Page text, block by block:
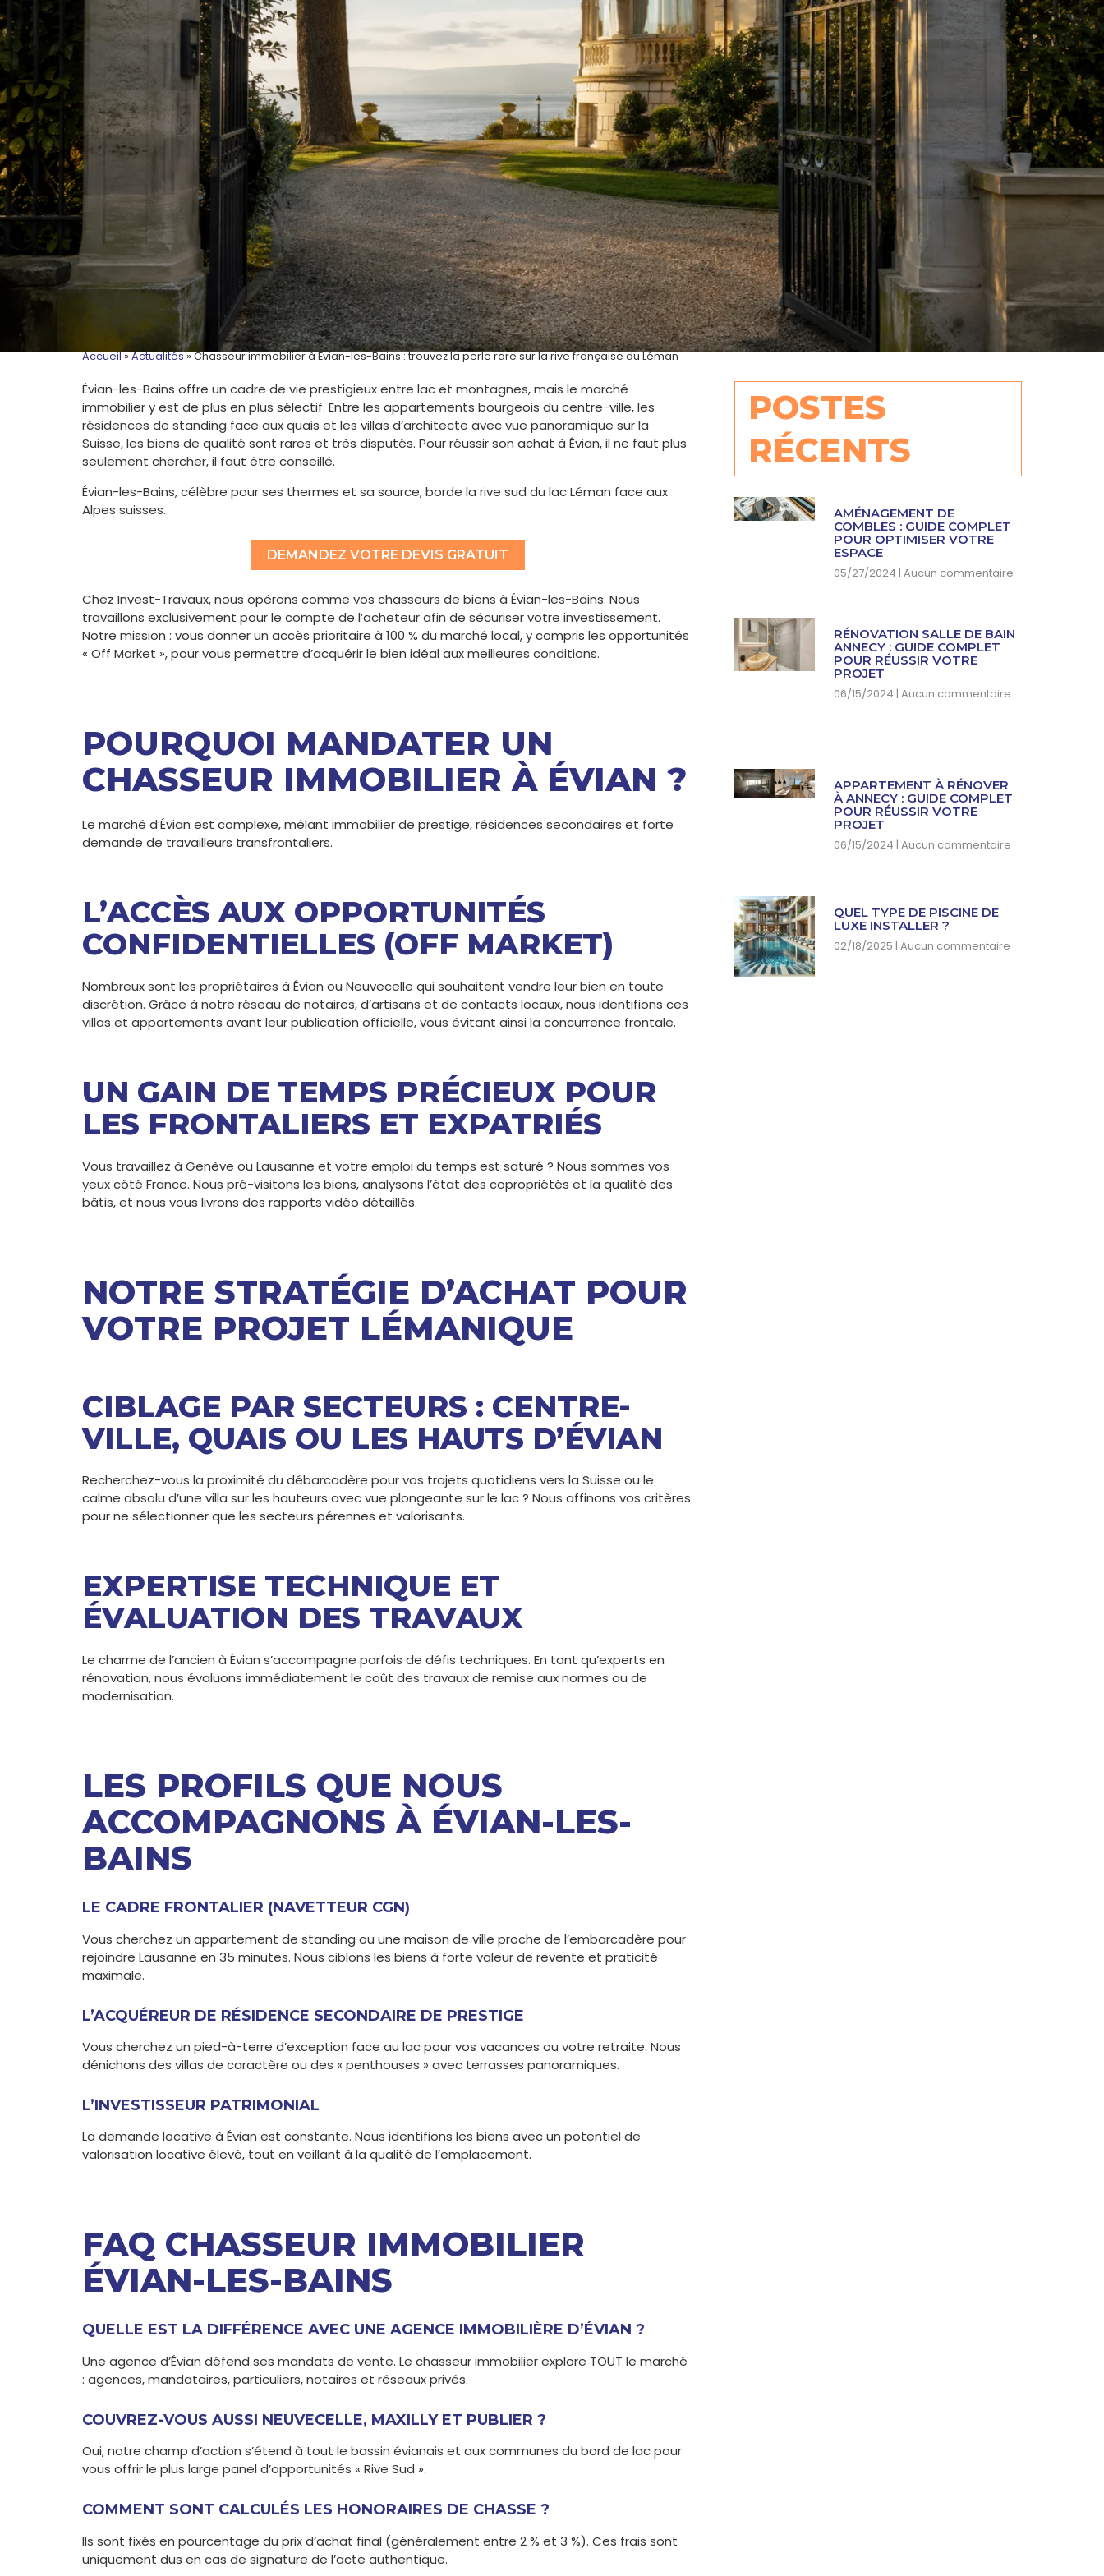
Accueil»Actualités»Chasseur immobilier à Évian-les-Bains : trouvez la perle rare sur la rive française du Léman
Évian-les-Bains offre un cadre de vie prestigieux entre lac et montagnes, mais le marché
immobilier y est de plus en plus sélectif. Entre les appartements bourgeois du centre-ville, les
résidences de standing face aux quais et les villas d’architecte avec vue panoramique sur la
Suisse, les biens de qualité sont rares et très disputés. Pour réussir son achat à Évian, il ne faut plus
seulement chercher, il faut être conseillé.
Évian-les-Bains, célèbre pour ses thermes et sa source, borde la rive sud du lac Léman face aux
Alpes suisses.
DEMANDEZ VOTRE DEVIS GRATUIT
Chez Invest-Travaux, nous opérons comme vos chasseurs de biens à Évian-les-Bains. Nous
travaillons exclusivement pour le compte de l’acheteur afin de sécuriser votre investissement.
Notre mission : vous donner un accès prioritaire à 100 % du marché local, y compris les opportunités
« Off Market », pour vous permettre d’acquérir le bien idéal aux meilleures conditions.
POURQUOI MANDATER UN
CHASSEUR IMMOBILIER À ÉVIAN ?
Le marché d’Évian est complexe, mêlant immobilier de prestige, résidences secondaires et forte
demande de travailleurs transfrontaliers.
L’ACCÈS AUX OPPORTUNITÉS
CONFIDENTIELLES (OFF MARKET)
Nombreux sont les propriétaires à Évian ou Neuvecelle qui souhaitent vendre leur bien en toute
discrétion. Grâce à notre réseau de notaires, d’artisans et de contacts locaux, nous identifions ces
villas et appartements avant leur publication officielle, vous évitant ainsi la concurrence frontale.
UN GAIN DE TEMPS PRÉCIEUX POUR
LES FRONTALIERS ET EXPATRIÉS
Vous travaillez à Genève ou Lausanne et votre emploi du temps est saturé ? Nous sommes vos
yeux côté France. Nous pré-visitons les biens, analysons l’état des copropriétés et la qualité des
bâtis, et nous vous livrons des rapports vidéo détaillés.
NOTRE STRATÉGIE D’ACHAT POUR
VOTRE PROJET LÉMANIQUE
CIBLAGE PAR SECTEURS : CENTRE-
VILLE, QUAIS OU LES HAUTS D’ÉVIAN
Recherchez-vous la proximité du débarcadère pour vos trajets quotidiens vers la Suisse ou le
calme absolu d’une villa sur les hauteurs avec vue plongeante sur le lac ? Nous affinons vos critères
pour ne sélectionner que les secteurs pérennes et valorisants.
EXPERTISE TECHNIQUE ET
ÉVALUATION DES TRAVAUX
Le charme de l’ancien à Évian s’accompagne parfois de défis techniques. En tant qu’experts en
rénovation, nous évaluons immédiatement le coût des travaux de remise aux normes ou de
modernisation.
LES PROFILS QUE NOUS
ACCOMPAGNONS À ÉVIAN-LES-
BAINS
LE CADRE FRONTALIER (NAVETTEUR CGN)
Vous cherchez un appartement de standing ou une maison de ville proche de l’embarcadère pour
rejoindre Lausanne en 35 minutes. Nous ciblons les biens à forte valeur de revente et praticité
maximale.
L’ACQUÉREUR DE RÉSIDENCE SECONDAIRE DE PRESTIGE
Vous cherchez un pied-à-terre d’exception face au lac pour vos vacances ou votre retraite. Nous
dénichons des villas de caractère ou des « penthouses » avec terrasses panoramiques.
L’INVESTISSEUR PATRIMONIAL
La demande locative à Évian est constante. Nous identifions les biens avec un potentiel de
valorisation locative élevé, tout en veillant à la qualité de l’emplacement.
FAQ CHASSEUR IMMOBILIER
ÉVIAN-LES-BAINS
QUELLE EST LA DIFFÉRENCE AVEC UNE AGENCE IMMOBILIÈRE D’ÉVIAN ?
Une agence d’Évian défend ses mandats de vente. Le chasseur immobilier explore TOUT le marché
: agences, mandataires, particuliers, notaires et réseaux privés.
COUVREZ-VOUS AUSSI NEUVECELLE, MAXILLY ET PUBLIER ?
Oui, notre champ d’action s’étend à tout le bassin évianais et aux communes du bord de lac pour
vous offrir le plus large panel d’opportunités « Rive Sud ».
COMMENT SONT CALCULÉS LES HONORAIRES DE CHASSE ?
Ils sont fixés en pourcentage du prix d’achat final (généralement entre 2 % et 3 %). Ces frais sont
uniquement dus en cas de signature de l’acte authentique.
POSTES
RÉCENTS
AMÉNAGEMENT DE
COMBLES : GUIDE COMPLET
POUR OPTIMISER VOTRE
ESPACE
05/27/2024 Aucun commentaire
RÉNOVATION SALLE DE BAIN
ANNECY : GUIDE COMPLET
POUR RÉUSSIR VOTRE
PROJET
06/15/2024 Aucun commentaire
APPARTEMENT À RÉNOVER
À ANNECY : GUIDE COMPLET
POUR RÉUSSIR VOTRE
PROJET
06/15/2024 Aucun commentaire
QUEL TYPE DE PISCINE DE
LUXE INSTALLER ?
02/18/2025 Aucun commentaire